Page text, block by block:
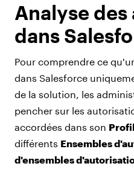
Analyse
dans
Pour comprendre ce
dans Salesforce
de la solution, les
pencher sur les
accordées dans son Profil
différents Ensembles
d'ensembles